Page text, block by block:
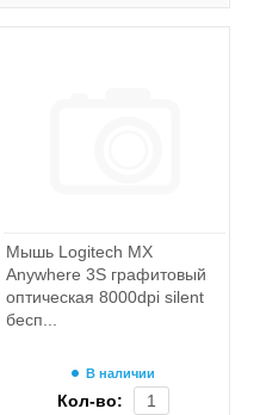
Мышь Logitech MX
Anywhere 3S графитовый
оптическая 8000dpi silent
бесп...
В наличии
Кол-во: